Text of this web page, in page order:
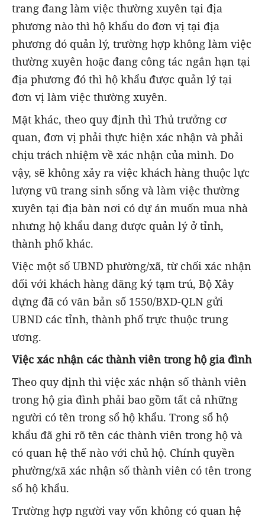
trang đang làm việc thường xuyên tại địa
phương nào thì hộ khẩu do đơn vị tại địa
phương đó quản lý, trường hợp không làm việc
thường xuyên hoặc đang công tác ngắn hạn tại
địa phương đó thì hộ khẩu được quản lý tại
đơn vị làm việc thường xuyên.
Mặt khác, theo quy định thì Thủ trưởng cơ
quan, đơn vị phải thực hiện xác nhận và phải
chịu trách nhiệm về xác nhận của mình. Do
vậy, sẽ không xảy ra việc khách hàng thuộc lực
lượng vũ trang sinh sống và làm việc thường
xuyên tại địa bàn nơi có dự án muốn mua nhà
nhưng hộ khẩu đang được quản lý ở tỉnh,
thành phố khác.
Việc một số UBND phường/xã, từ chối xác nhận
đối với khách hàng đăng ký tạm trú, Bộ Xây
dựng đã có văn bản số 1550/BXD-QLN gửi
UBND các tỉnh, thành phố trực thuộc trung
ương.
Việc xác nhận các thành viên trong hộ gia đình
Theo quy định thì việc xác nhận số thành viên
trong hộ gia đình phải bao gồm tất cả những
người có tên trong sổ hộ khẩu. Trong sổ hộ
khẩu đã ghi rõ tên các thành viên trong hộ và
có quan hệ thế nào với chủ hộ. Chính quyền
phường/xã xác nhận số thành viên có tên trong
sổ hộ khẩu.
Trường hợp người vay vốn không có quan hệ